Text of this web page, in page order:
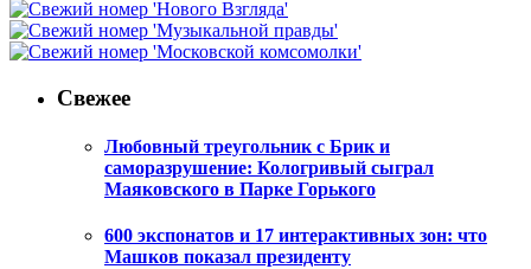
Свежее
Любовный треугольник с Брик и
саморазрушение: Кологривый сыграл
Маяковского в Парке Горького
600 экспонатов и 17 интерактивных зон: что
Машков показал президенту